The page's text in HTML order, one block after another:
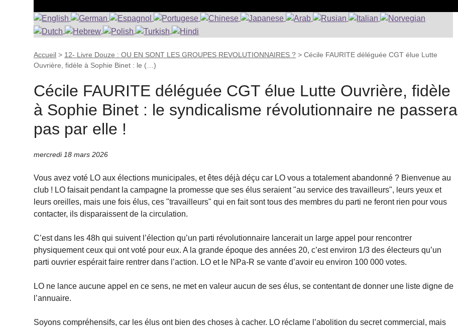
Accueil > 12- Livre Douze : OU EN SONT LES GROUPES REVOLUTIONNAIRES ? >Cécile FAURITE déléguée CGT élue Lutte
Ouvrière, fidèle à Sophie Binet : le (…)
Cécile FAURITE déléguée CGT élue Lutte Ouvrière, fidèle
à Sophie Binet : le syndicalisme révolutionnaire ne passera
pas par elle !
mercredi 18 mars 2026
Vous avez voté LO aux élections municipales, et êtes déjà déçu car LO vous a totalement abandonné ? Bienvenue au
club ! LO faisait pendant la campagne la promesse que ses élus seraient "au service des travailleurs", leurs yeux et
leurs oreilles, mais une fois élus, ces "travailleurs" qui en fait sont tous des membres du parti ne feront rien pour vous
contacter, ils disparaissent de la circulation.
C’est dans les 48h qui suivent l’élection qu’un parti révolutionnaire lancerait un large appel pour rencontrer
physiquement ceux qui ont voté pour eux. A la grande époque des années 20, c’est environ 1/3 des électeurs qu’un
parti ouvrier espérait faire rentrer dans l’action. LO et le NPa-R se vante d’avoir eu environ 100 000 votes.
LO ne lance aucune appel en ce sens, ne met en valeur aucun de ses élus, se contentant de donner une liste digne de
l’annuaire.
Soyons compréhensifs, car les élus ont bien des choses à cacher. LO réclame l’abolition du secret commercial, mais